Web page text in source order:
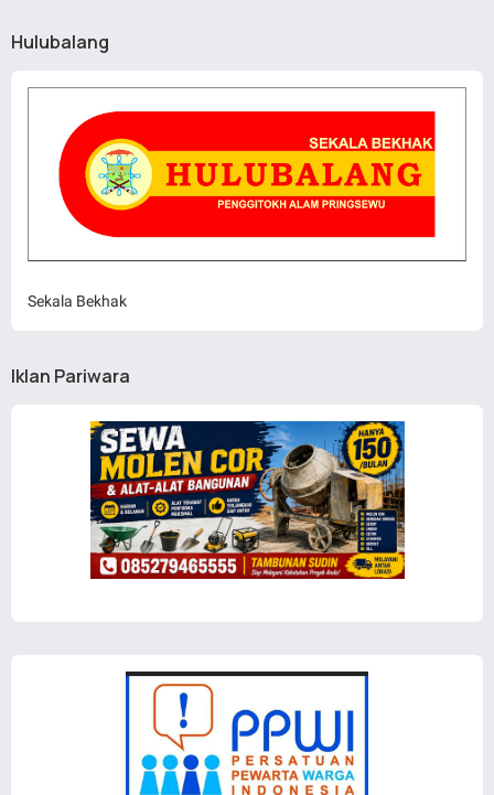
Hulubalang
Sekala Bekhak
Iklan Pariwara